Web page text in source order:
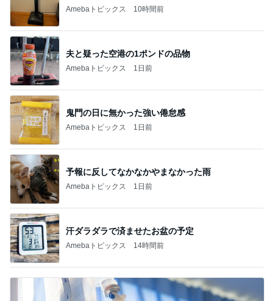
Amebaトピックス 10時間前
夫と疑った空港の1ポンドの品物
Amebaトピックス 1日前
鬼門の日に無かった強い倦怠感
Amebaトピックス 1日前
予報に反してなかなかやまなかった雨
Amebaトピックス 1日前
汗ダラダラで済ませたお盆の予定
Amebaトピックス 14時間前